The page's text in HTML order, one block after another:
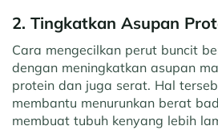
2. Tingkatkan Asupan
Cara mengecilkan perut buncit
dengan meningkatkan asupan
protein dan juga serat. Hal
membantu menurunkan berat
membuat tubuh kenyang lebih